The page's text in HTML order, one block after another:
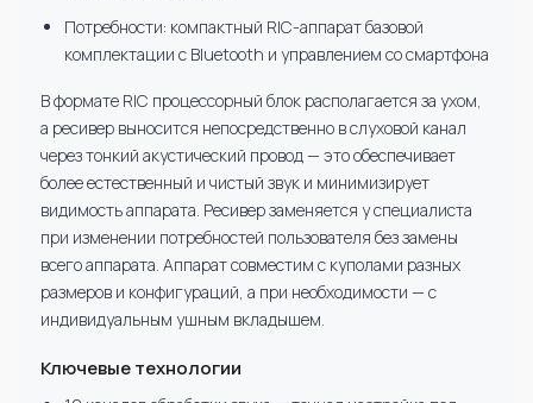
Потребности: компактный RIC-аппарат базовой
комплектации с Bluetooth и управлением со смартфона
В формате RIC процессорный блок располагается за ухом,
а ресивер выносится непосредственно в слуховой канал
через тонкий акустический провод — это обеспечивает
более естественный и чистый звук и минимизирует
видимость аппарата. Ресивер заменяется у специалиста
при изменении потребностей пользователя без замены
всего аппарата. Аппарат совместим с куполами разных
размеров и конфигураций, а при необходимости — с
индивидуальным ушным вкладышем.
Ключевые технологии